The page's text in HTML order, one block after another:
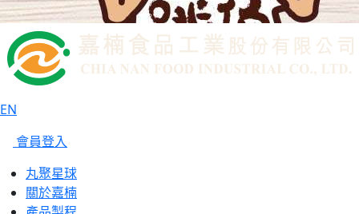
EN
會員登入
丸聚星球
關於嘉楠